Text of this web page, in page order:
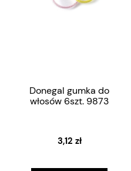
Donegal gumka do
włosów 6szt. 9873
3,12 zł